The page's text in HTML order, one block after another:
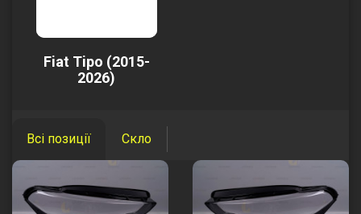
Fiat Tipo (2015-
2026)
Всі позиції Скло